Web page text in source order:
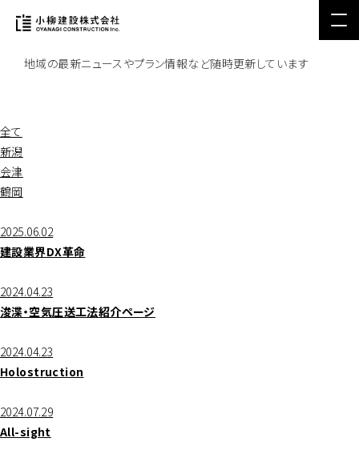
最新情報・お知らせ
地域の最新ニュースやプラン情報など随時更新しています
全て
新潟
会津
鶴岡
2025.06.02
建設業界DX革命
2024.04.23
浚渫・空気圧送工法紹介ページ
2024.04.23
Holostruction
2024.07.29
All-sight